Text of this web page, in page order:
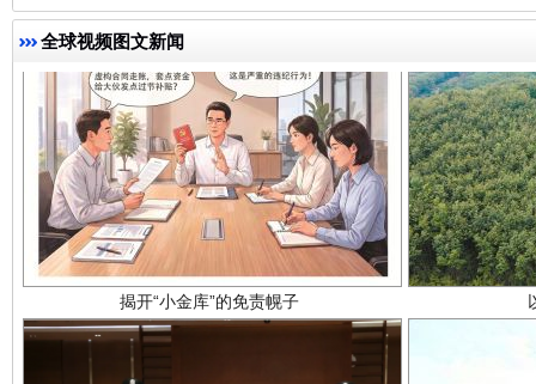
全球视频图文新闻
揭开“小金库”的免责幌子